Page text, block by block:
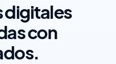
digitales
con